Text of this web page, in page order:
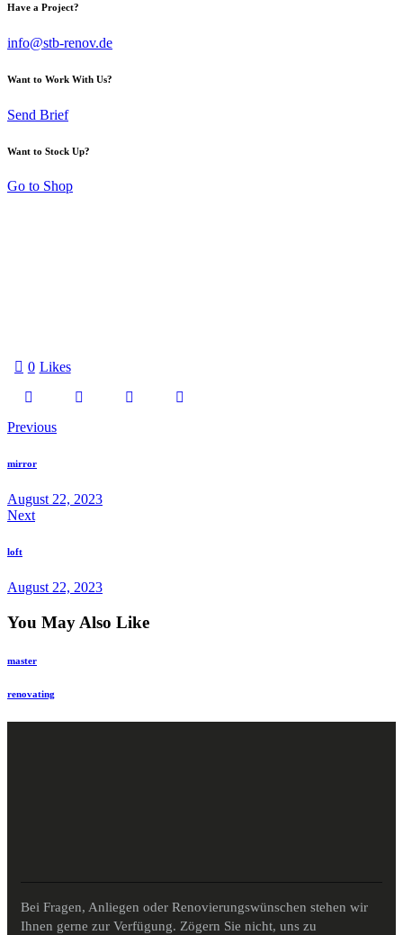
Have a Project?
info@stb-renov.de
Want to Work With Us?
Send Brief
Want to Stock Up?
Go to Shop
0 Likes
Previous
mirror
August 22, 2023
Next
loft
August 22, 2023
You May Also Like
master
renovating
Bei Fragen, Anliegen oder Renovierungswünschen stehen wir
Ihnen gerne zur Verfügung. Zögern Sie nicht, uns zu